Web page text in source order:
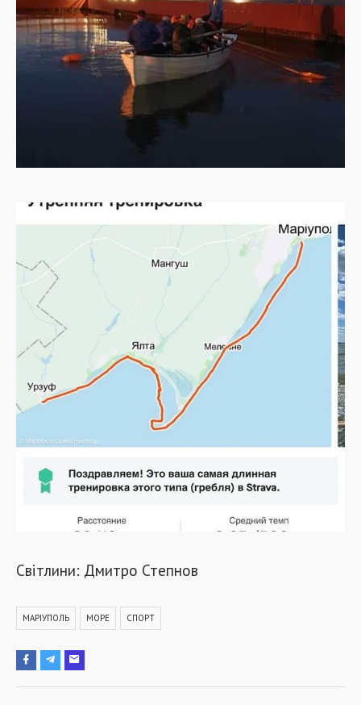
Світлини: Дмитро Степнов
МАРІУПОЛЬ МОРЕ СПОРТ